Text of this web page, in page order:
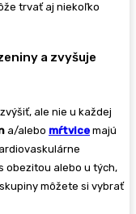
trvať aj niekoľko
a zvyšuje
ale nie u každej
a/alebo mŕtvice majú
obezitou alebo u tých,
môžete si vybrať